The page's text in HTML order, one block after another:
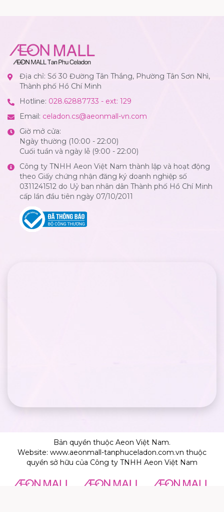
Địa chỉ: Số 30 Đường Tân Thắng, Phường Tân Sơn Nhì,
Thành phố Hồ Chí Minh
Hotline: 028.62887733 - ext: 129
Email: celadon.cs@aeonmall-vn.com
Giờ mở cửa:
Ngày thường (10:00 - 22:00)
Cuối tuần và ngày lễ (9:00 - 22:00)
Công ty TNHH Aeon Việt Nam thành lập và hoạt động
theo Giấy chứng nhận đăng ký doanh nghiệp số
0311241512 do Uỷ ban nhân dân Thành phố Hồ Chí Minh
cấp lần đầu tiên ngày 07/10/2011
Bản quyền thuộc Aeon Việt Nam.
Website: www.aeonmall-tanphuceladon.com.vn thuộc
quyền sở hữu của Công ty TNHH Aeon Việt Nam